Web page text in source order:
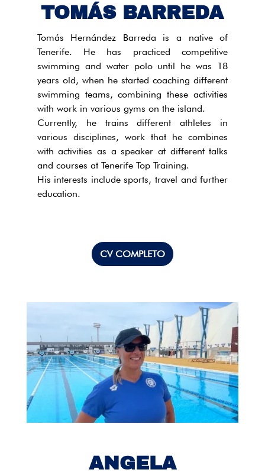
TOMÁS BARREDA
Tomás Hernández Barreda is a native of
Tenerife. He has practiced competitive
swimming and water polo until he was 18
years old, when he started coaching different
swimming teams, combining these activities
with work in various gyms on the island.
Currently, he trains different athletes in
various disciplines, work that he combines
with activities as a speaker at different talks
and courses at Tenerife Top Training.
His interests include sports, travel and further
education.
CV COMPLETO
ANGELA